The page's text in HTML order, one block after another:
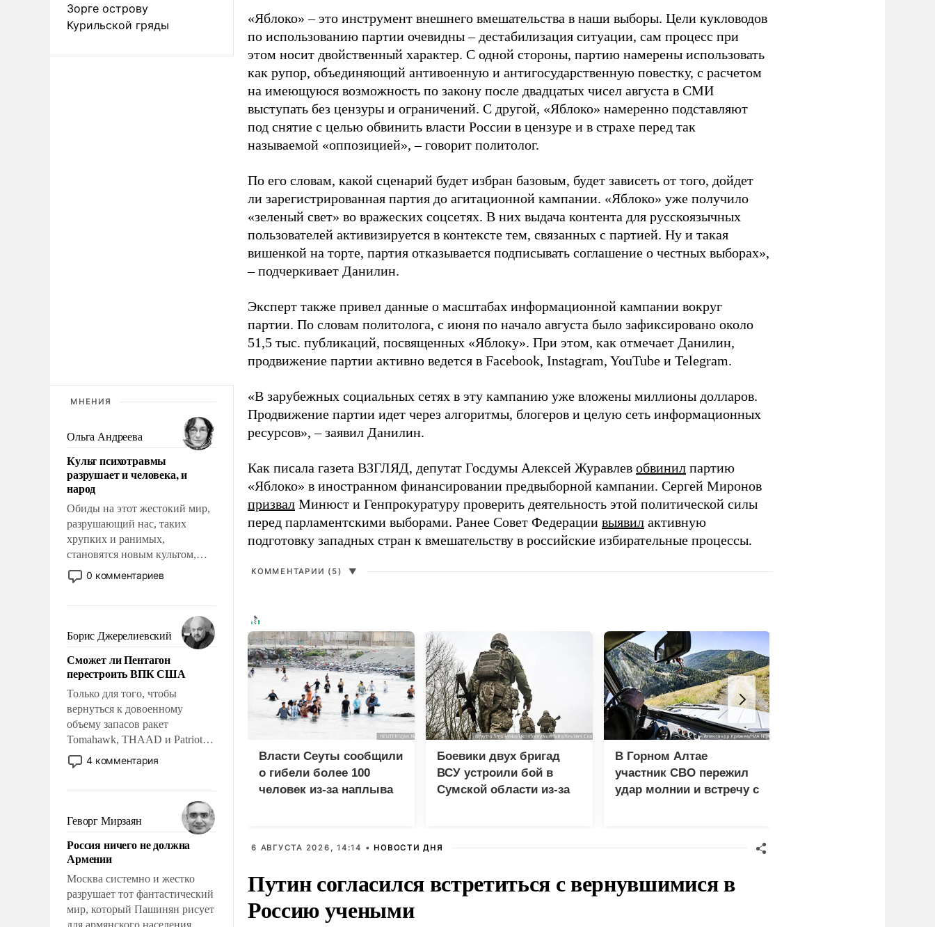
Зорге острову
Курильской гряды
МНЕНИЯ
Ольга Андреева
Культ психотравмы
разрушает и человека, и
народ
Обиды на этот жестокий мир,
разрушающий нас, таких
хрупких и ранимых,
становятся новым культом,
постепенно вытесняя и
отменяя традиционное
мужественным и твердым под
ударами судьбы, брать на себя
ответственность, помогать
слабым, идти вперед и
адаптироваться.
0 комментариев
Борис Джерелиевский
Сможет ли Пентагон
перестроить ВПК США
Только для того, чтобы
вернуться к довоенному
объему запасов ракет
Tomahawk, THAAD и Patriot
США потребуется более трех
лет. Даже небольшая война с
Сложившаяся ситуация
означает многолетний период
уязвимости США, например,
перед Китаем.
4 комментария
Геворг Мирзаян
Россия ничего не должна
Армении
Москва системно и жестко
разрушает тот фантастический
мир, который Пашинян рисует
для армянского населения.
«Яблоко» – это инструмент внешнего вмешательства в наши выборы. Цели кукловодов
по использованию партии очевидны – дестабилизация ситуации, сам процесс при
этом носит двойственный характер. С одной стороны, партию намерены использовать
как рупор, объединяющий антивоенную и антигосударственную повестку, с расчетом
на имеющуюся возможность по закону после двадцатых чисел августа в СМИ
выступать без цензуры и ограничений. С другой, «Яблоко» намеренно подставляют
под снятие с целью обвинить власти России в цензуре и в страхе перед так
называемой «оппозицией», – говорит политолог.
По его словам, какой сценарий будет избран базовым, будет зависеть от того, дойдет
ли зарегистрированная партия до агитационной кампании. «Яблоко» уже получило
«зеленый свет» во вражеских соцсетях. В них выдача контента для русскоязычных
пользователей активизируется в контексте тем, связанных с партией. Ну и такая
вишенкой на торте, партия отказывается подписывать соглашение о честных выборах»,
– подчеркивает Данилин.
Эксперт также привел данные о масштабах информационной кампании вокруг
партии. По словам политолога, с июня по начало августа было зафиксировано около
51,5 тыс. публикаций, посвященных «Яблоку». При этом, как отмечает Данилин,
продвижение партии активно ведется в Facebook, Instagram, YouTube и Telegram.
«В зарубежных социальных сетях в эту кампанию уже вложены миллионы долларов.
Продвижение партии идет через алгоритмы, блогеров и целую сеть информационных
ресурсов», – заявил Данилин.
Как писала газета ВЗГЛЯД, депутат Госдумы Алексей Журавлев обвинил партию
«Яблоко» в иностранном финансировании предвыборной кампании. Сергей Миронов
призвал Минюст и Генпрокуратуру проверить деятельность этой политической силы
перед парламентскими выборами. Ранее Совет Федерации выявил активную
подготовку западных стран к вмешательству в российские избирательные процессы.
КОММЕНТАРИИ (5) ▼
Власти Сеуты сообщили
о гибели более 100
человек из-за наплыва
Боевики двух бригад
ВСУ устроили бой в
Сумской области из-за
В Горном Алтае
участник СВО пережил
удар молнии и встречу с
6 АВГУСТА 2026, 14:14 • НОВОСТИ ДНЯ
Путин согласился встретиться с вернувшимися в
Россию учеными